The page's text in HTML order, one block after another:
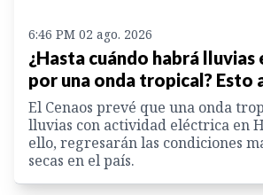
6:46 PM 02 ago. 2026
¿Hasta cuándo habrá lluvias
por una onda tropical? Esto
El Cenaos prevé que una onda
lluvias con actividad eléctrica en
ello, regresarán las condiciones
secas en el país.